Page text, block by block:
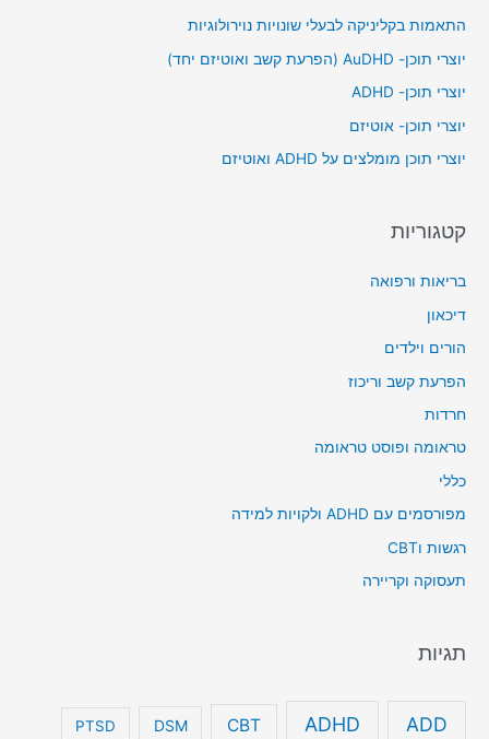
o
r
:
התאמות בקליניקה לבעלי שונויות נוירולוגיות
יוצרי תוכן- AuDHD (הפרעת קשב ואוטיזם יחד)
יוצרי תוכן- ADHD
יוצרי תוכן- אוטיזם
יוצרי תוכן מומלצים על ADHD ואוטיזם
קטגוריות
בריאות ורפואה
דיכאון
הורים וילדים
הפרעת קשב וריכוז
חרדות
טראומה ופוסט טראומה
כללי
מפורסמים עם ADHD ולקויות למידה
רגשות וCBT
תעסוקה וקריירה
תגיות
ADD
ADHD
CBT
DSM
PTSD